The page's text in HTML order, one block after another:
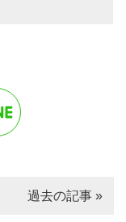
過去の記事 »